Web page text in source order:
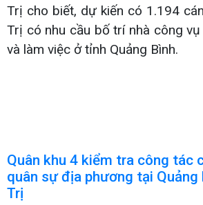
Trị cho biết, dự kiến có 1.194
Trị có nhu cầu bố trí nhà công
và làm việc ở tỉnh Quảng Bình.
Quân khu 4 kiểm tra công tác
quân sự địa phương tại Quảng
Trị